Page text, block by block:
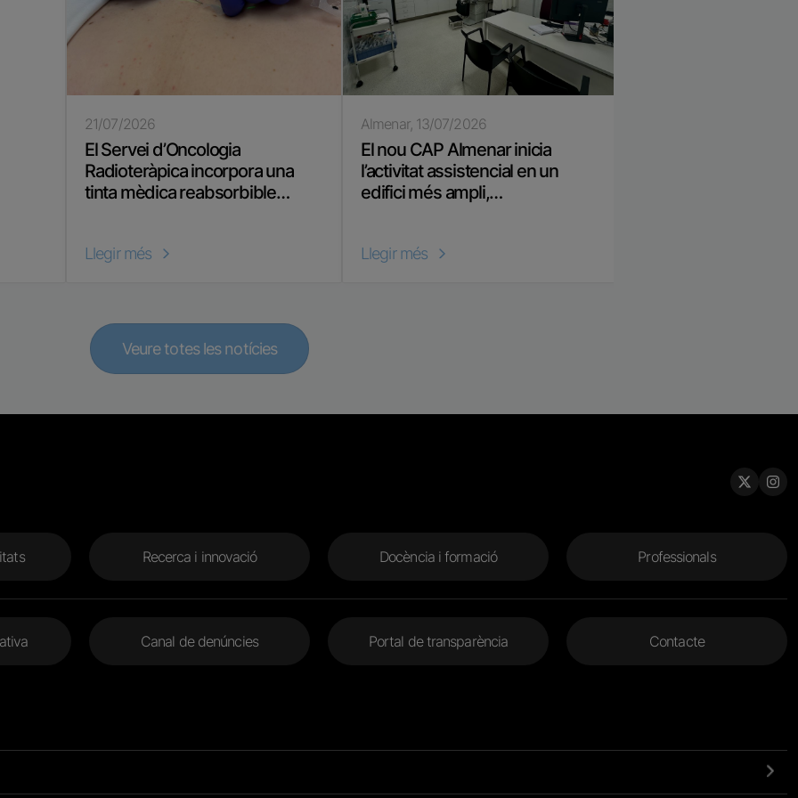
21/07/2026
El Servei d’Oncologia
Radioteràpica incorpora una
tinta mèdica reabsorbible…
Llegir més
Almenar, 13/07/2026
El nou CAP Almenar inicia
l’activitat assistencial en un
edifici més ampli,…
Llegir més
Veure totes les notícies
Recerca i innovació Docència i formació Professionals
Canal de denúncies Portal de transparència Contacte